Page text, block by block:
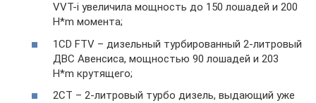
VVT-i увеличила мощность до 150 лошадей и 200
H*m момента;
1CD FTV – дизельный турбированный 2-литровый
ДВС Авенсиса, мощностью 90 лошадей и 203
H*m крутящего;
2CT – 2-литровый турбо дизель, выдающий уже